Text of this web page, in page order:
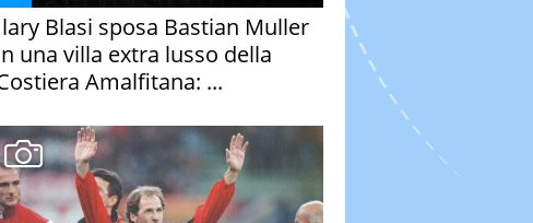
Blasi sposa Bastian Muller
una villa extra lusso della
Amalfitana: ...